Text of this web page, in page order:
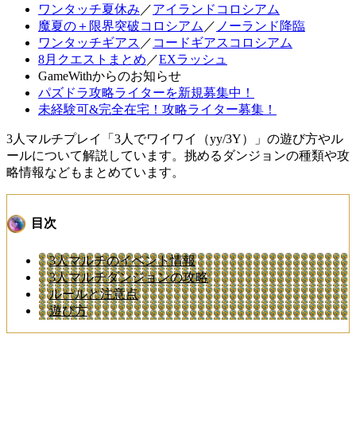
ワンタッチ夏休み ／アイランドコロシアム
魔夏の＋限界突破コロシアム ／ ノーランド降臨
ワンタッチギアス ／ コードギアスコロシアム
8月クエストまとめ ／EXラッシュ
GameWithからのお知らせ
パズドラ攻略ライターを新規募集中！
未経験可&完全在宅！攻略ライター募集！
3人マルチプレイ「3人でワイワイ（yy/3Y）」の遊び方やル
ールについて解説しています。挑めるダンジョンの種類や攻
略情報などもまとめています。
目次
3人マルチのイベント情報
3人マルチダンジョンの攻略
ルールと注意点
遊び方